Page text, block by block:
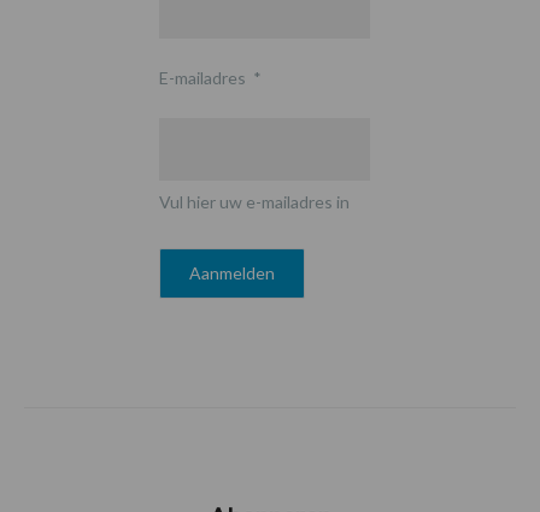
E-mailadres *
Vul hier uw e-mailadres in